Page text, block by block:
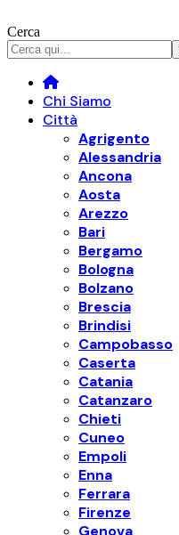
Cerca
Chi Siamo
Città
Agrigento
Alessandria
Ancona
Aosta
Arezzo
Bari
Bergamo
Bologna
Bolzano
Brescia
Brindisi
Campobasso
Caserta
Catania
Catanzaro
Chieti
Cuneo
Empoli
Enna
Ferrara
Firenze
Genova